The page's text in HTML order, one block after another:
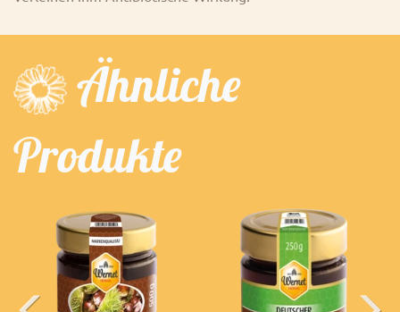
Ähnliche
Produkte